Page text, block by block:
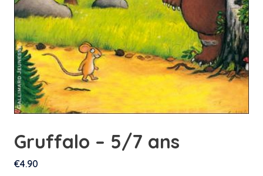
Gruffalo – 5/7 ans
€4.90